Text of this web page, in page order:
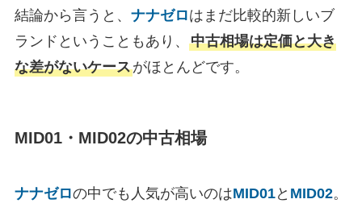
結論から言うと、 ナナゼロはまだ比較的新しいブ
ランドということもあり、 中古相場は定価と大き
な差がないケースがほとんどです。
MID01・MID02の中古相場
ナナゼロの中でも人気が高いのはMID01と MID02。